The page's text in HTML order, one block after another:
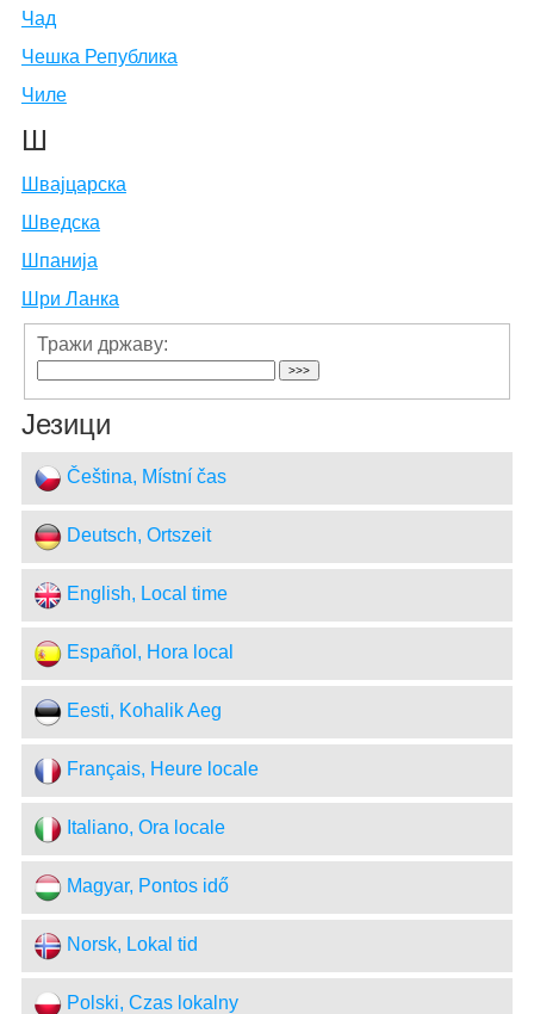
Чад
Чешка Република
Чиле
Ш
Швајцарска
Шведска
Шпанија
Шри Ланка
Тражи државу:
Језици
Čeština, Místní čas
Deutsch, Ortszeit
English, Local time
Español, Hora local
Eesti, Kohalik Aeg
Français, Heure locale
Italiano, Ora locale
Magyar, Pontos idő
Norsk, Lokal tid
Polski, Czas lokalny